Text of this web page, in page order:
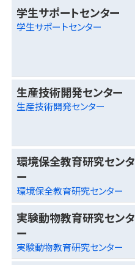
学生サポートセンター
学生サポートセンター
生産技術開発センター
生産技術開発センター
環境保全教育研究センタ
ー
環境保全教育研究センター
実験動物教育研究センタ
ー
実験動物教育研究センター